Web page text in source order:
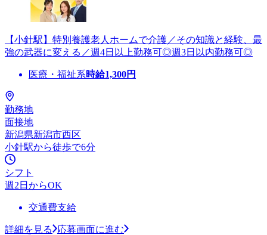
【小針駅】特別養護老人ホームで介護／その知識と経験、最
強の武器に変える／週4日以上勤務可◎週3日以内勤務可◎
医療・福祉系時給1,300円
勤務地
面接地
新潟県新潟市西区
小針駅から徒歩で6分
シフト
週2日からOK
交通費支給
詳細を見る 応募画面に進む